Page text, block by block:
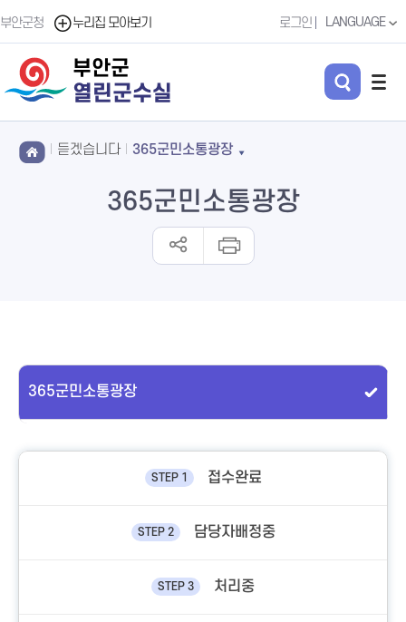
부안군청 누리집 모아보기 로그인 LANGUAGE
부안군
열린군수실
듣겠습니다 365군민소통광장
365군민소통광장
365군민소통광장
STEP 1 접수완료
STEP 2 담당자배정중
STEP 3 처리중